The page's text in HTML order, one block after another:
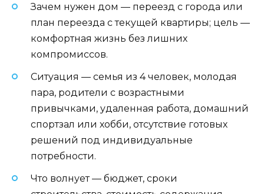
Зачем нужен дом — переезд с города или
план переезда с текущей квартиры; цель —
комфортная жизнь без лишних
компромиссов.
Ситуация — семья из 4 человек, молодая
пара, родители с возрастными
привычками, удаленная работа, домашний
спортзал или хобби, отсутствие готовых
решений под индивидуальные
потребности.
Что волнует — бюджет, сроки